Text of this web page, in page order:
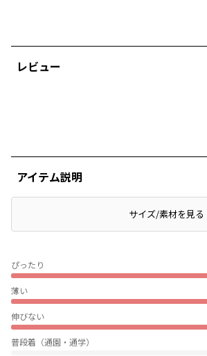
レビュー
ぴったり
薄い
伸びない
普段着（通園・通学）
アイテム説明
サイズ/素材を見る